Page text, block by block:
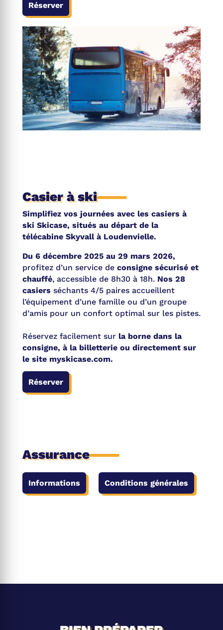
Réserver
Casier à ski
Simplifiez vos journées avec les casiers à
ski Skicase, situés au départ de la
télécabine Skyvall à Loudenvielle.
Du 6 décembre 2025 au 29 mars 2026,
profitez d’un service de consigne sécurisé et
chauffé, accessible de 8h30 à 18h. Nos 28
casiers séchants 4/5 paires accueillent
l’équipement d’une famille ou d’un groupe
d’amis pour un confort optimal sur les pistes.
Réservez facilement sur la borne dans la
consigne, à la billetterie ou directement sur
le site myskicase.com.
Réserver
Assurance
Informations Conditions générales